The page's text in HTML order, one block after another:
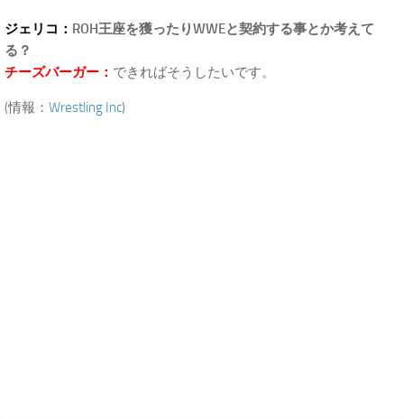
ジェリコ： ROH王座を獲ったりWWEと契約する事とか考えて
る？
チーズバーガー： できればそうしたいです。
(情報： Wrestling Inc)